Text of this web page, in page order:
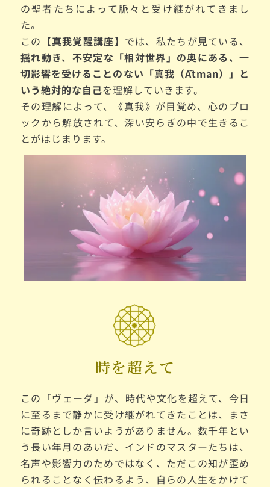
の聖者たちによって脈々と受け継がれてきまし
た。
この【真我覚醒講座】 では、私たちが見ている、
揺れ動き、不安定な「相対世界」の奥にある、一
切影響を受けることのない「真我（Ātman）」と
いう絶対的な自己を理解していきます。
その理解によって、《真我》が目覚め、心のブロ
ックから解放されて、深い安らぎの中で生きるこ
とがはじまります。
時を超えて
この「ヴェーダ」が、時代や文化を超えて、今日
に至るまで静かに受け継がれてきたことは、まさ
に奇跡としか言いようがありません。数千年とい
う長い年月のあいだ、インドのマスターたちは、
名声や影響力のためではなく、ただこの知が歪め
られることなく伝わるよう、自らの人生をかけて